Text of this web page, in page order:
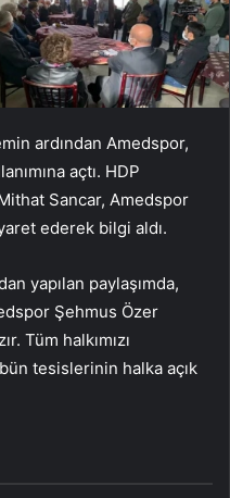
ardından Amedspor,
açtı. HDP
Sancar, Amedspor
ederek bilgi aldı.
yapılan paylaşımda,
Şehmus Özer
Tüm halkımızı
tesislerinin halka açık